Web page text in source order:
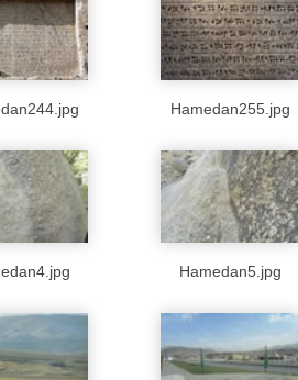
Hamedan255.jpg
Hamedan5.jpg